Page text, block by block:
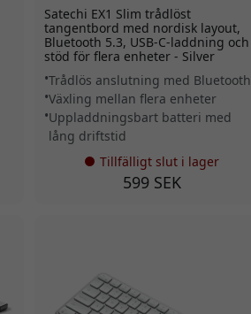
Satechi EX1 Slim trådlöst
tangentbord med nordisk layout,
Bluetooth 5.3, USB-C-laddning och
stöd för flera enheter - Silver
Trådlös anslutning med Bluetooth
Växling mellan flera enheter
Uppladdningsbart batteri med
lång driftstid
Tillfälligt slut i lager
599 SEK